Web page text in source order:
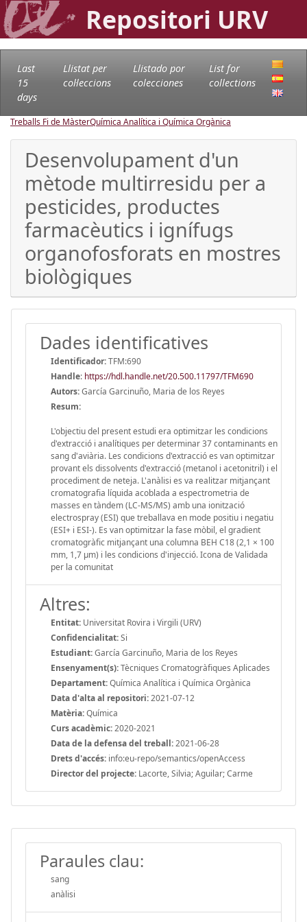
Repositori URV
Last
15
days
Llistat per
col·leccions
Llistado por
colecciones
List for
collections
Treballs Fi de MàsterQuímica Analítica i Química Orgànica
Desenvolupament d'un
mètode multirresidu per a
pesticides, productes
farmacèutics i ignífugs
organofosforats en mostres
biològiques
Dades identificatives
Identificador:TFM:690
Handle: https://hdl.handle.net/20.500.11797/TFM690
Autors:García Garcinuño, Maria de los Reyes
Resum:
L'objectiu del present estudi era optimitzar les condicions
d'extracció i analítiques per determinar 37 contaminants en
sang d'aviària. Les condicions d'extracció es van optimitzar
provant els dissolvents d'extracció (metanol i acetonitril) i el
procediment de neteja. L'anàlisi es va realitzar mitjançant
cromatografia líquida acoblada a espectrometria de
masses en tàndem (LC-MS/MS) amb una ionització
electrospray (ESI) que treballava en mode positiu i negatiu
(ESI+ i ESI-). Es van optimitzar la fase mòbil, el gradient
cromatogràfic mitjançant una columna BEH C18 (2,1 × 100
mm, 1,7 μm) i les condicions d'injecció. Icona de Validada
per la comunitat
Altres:
Entitat: Universitat Rovira i Virgili (URV)
Confidencialitat:Si
Estudiant:García Garcinuño, Maria de los Reyes
Ensenyament(s):Tècniques Cromatogràfiques Aplicades
Departament:Química Analítica i Química Orgànica
Data d'alta al repositori:2021-07-12
Matèria:Química
Curs acadèmic:2020-2021
Data de la defensa del treball:2021-06-28
Drets d'accés: info:eu-repo/semantics/openAccess
Director del projecte: Lacorte, Silvia; Aguilar; Carme
Paraules clau:
sang
anàlisi